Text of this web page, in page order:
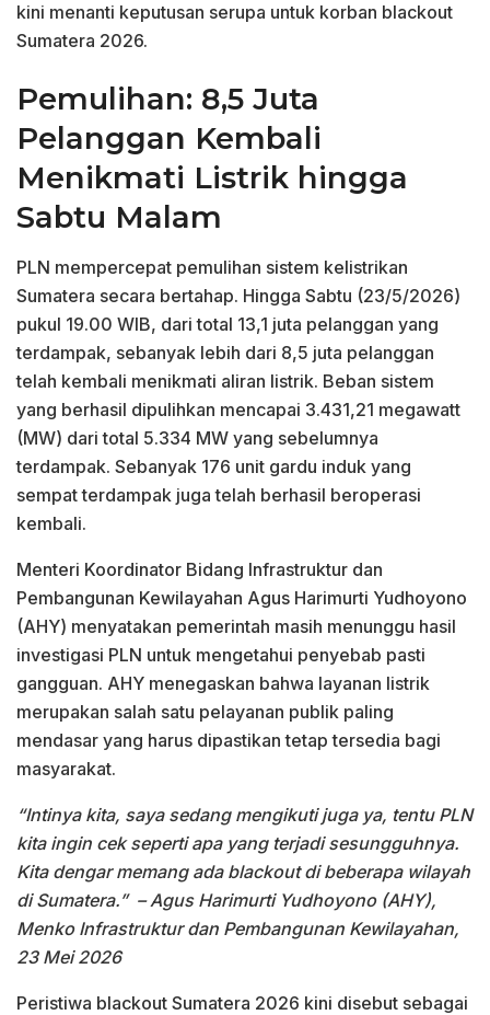
kini menanti keputusan serupa untuk korban blackout
Sumatera 2026.
Pemulihan: 8,5 Juta
Pelanggan Kembali
Menikmati Listrik hingga
Sabtu Malam
PLN mempercepat pemulihan sistem kelistrikan
Sumatera secara bertahap. Hingga Sabtu (23/5/2026)
pukul 19.00 WIB, dari total 13,1 juta pelanggan yang
terdampak, sebanyak lebih dari 8,5 juta pelanggan
telah kembali menikmati aliran listrik. Beban sistem
yang berhasil dipulihkan mencapai 3.431,21 megawatt
(MW) dari total 5.334 MW yang sebelumnya
terdampak. Sebanyak 176 unit gardu induk yang
sempat terdampak juga telah berhasil beroperasi
kembali.
Menteri Koordinator Bidang Infrastruktur dan
Pembangunan Kewilayahan Agus Harimurti Yudhoyono
(AHY) menyatakan pemerintah masih menunggu hasil
investigasi PLN untuk mengetahui penyebab pasti
gangguan. AHY menegaskan bahwa layanan listrik
merupakan salah satu pelayanan publik paling
mendasar yang harus dipastikan tetap tersedia bagi
masyarakat.
“Intinya kita, saya sedang mengikuti juga ya, tentu PLN
kita ingin cek seperti apa yang terjadi sesungguhnya.
Kita dengar memang ada blackout di beberapa wilayah
di Sumatera.”– Agus Harimurti Yudhoyono (AHY),
Menko Infrastruktur dan Pembangunan Kewilayahan,
23 Mei 2026
Peristiwa blackout Sumatera 2026 kini disebut sebagai